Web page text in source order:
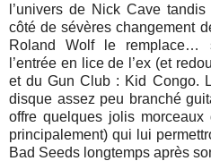
l’univers de Nick Cave
côté de sévères changement
Roland Wolf le remplace…
l’entrée en lice de l’ex (et
et du Gun Club : Kid Congo.
disque assez peu branché
offre quelques jolis
principalement) qui lui
Bad Seeds longtemps après